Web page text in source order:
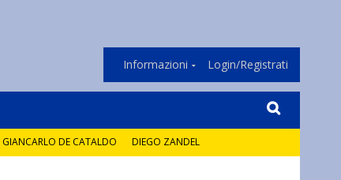
Informazioni Login/Registrati
GIANCARLO DE CATALDO DIEGO ZANDEL